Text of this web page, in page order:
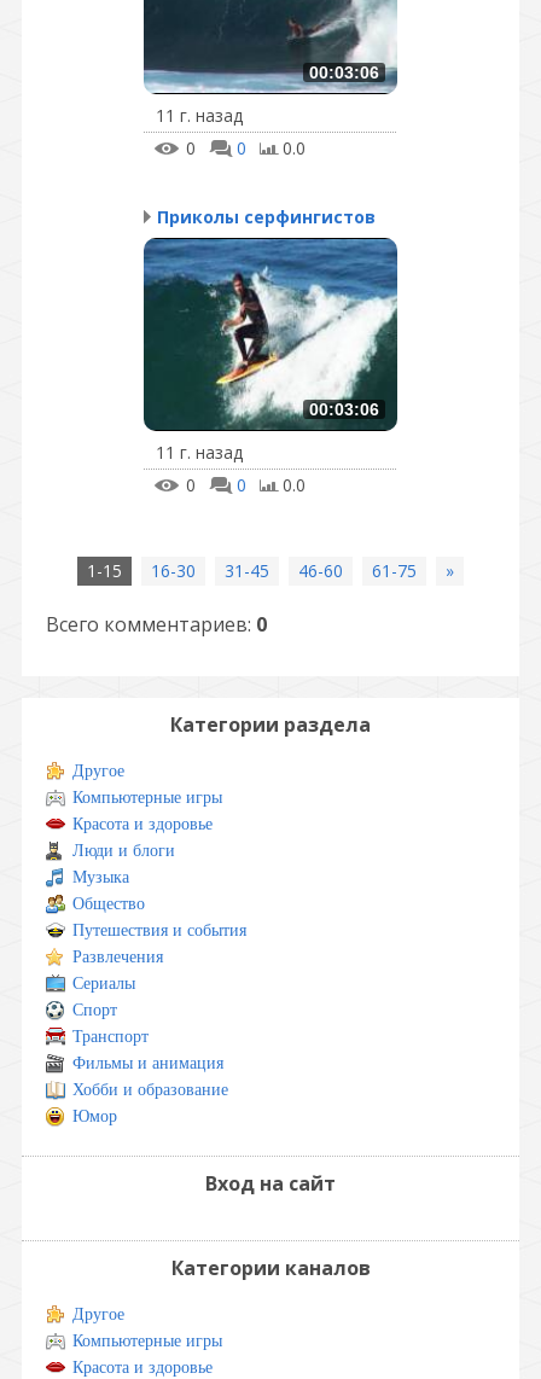
00:03:06
11 г. назад
0
0 0.0
Приколы серфингистов
00:03:06
11 г. назад
0
0 0.0
1-15 16-30 31-45 46-60 61-75 »
Всего комментариев: 0
Категории раздела
Другое
Компьютерные игры
Красота и здоровье
Люди и блоги
Музыка
Общество
Путешествия и события
Развлечения
Сериалы
Спорт
Транспорт
Фильмы и анимация
Хобби и образование
Юмор
Вход на сайт
Категории каналов
Другое
Компьютерные игры
Красота и здоровье